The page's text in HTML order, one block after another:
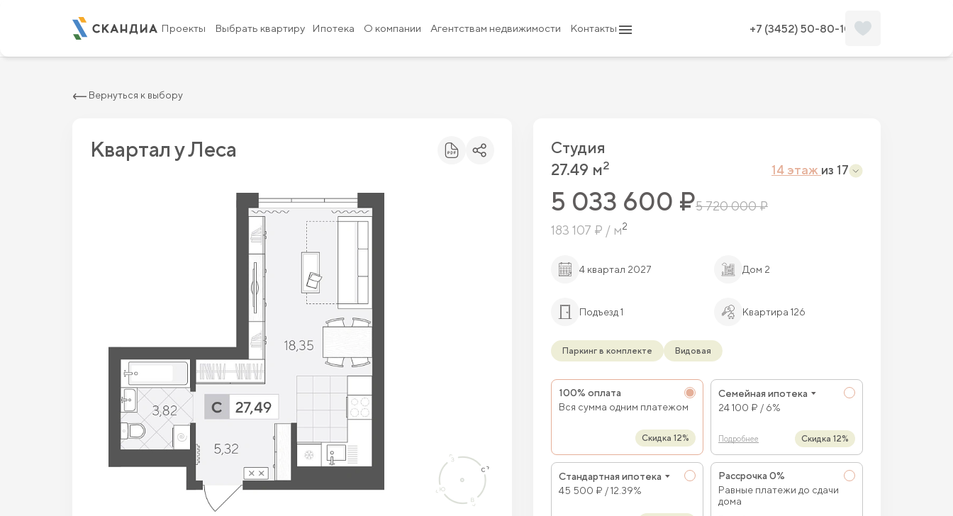
Проекты Выбрать квартиру Ипотека О компании Агентствам недвижимости Контакты +7 (3452) 50-80-10
Вернуться к выбору
Квартал у Леса
Студия
27.49 м2 14 этаж из 17
5 033 600 ₽5 720 000 ₽
183 107 ₽ / м2
4 квартал 2027 Дом 2
Подъезд 1 Квартира 126
Паркинг в комплекте Видовая
100% оплата
Вся сумма одним платежом
Скидка 12%
Семейная ипотека
24 100 ₽ / 6%
Подробнее Скидка 12%
Стандартная ипотека
45 500 ₽ / 12.39%
Рассрочка 0%
Равные платежи до сдачи
дома
Студия 27.49 м25 033 600 ₽5 720 000 ₽ Забронировать Планировка